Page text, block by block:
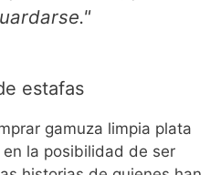
estafas
gamuza limpia plata
la posibilidad de ser